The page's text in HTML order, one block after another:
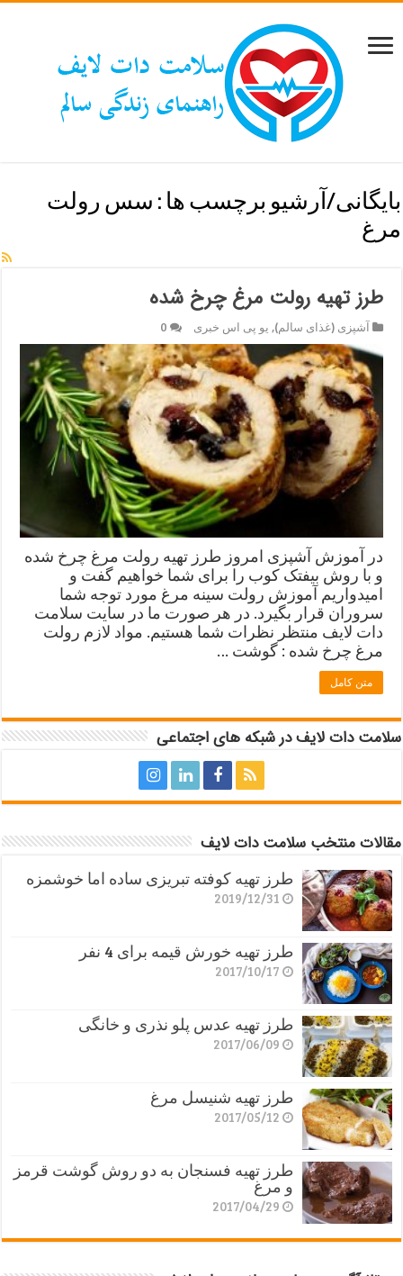
بایگانی/آرشیو برچسب ها : سس رولت
مرغ
طرز تهیه رولت مرغ چرخ شده
آشپزی (غذای سالم), یو پی اس خبری 0
در آموزش آشپزی امروز طرز تهیه رولت مرغ چرخ شده
و با روش بیفتک کوب را برای شما خواهیم گفت و
امیدواریم آموزش رولت سينه مرغ مورد توجه شما
سروران قرار بگیرد. در هر صورت ما در سایت سلامت
دات لایف منتظر نظرات شما هستیم. مواد لازم رولت
مرغ چرخ شده : گوشت …
متن کامل
سلامت دات لایف در شبکه های اجتماعی
مقالات منتخب سلامت دات لایف
طرز تهیه کوفته تبریزی ساده اما خوشمزه
2019/12/31
طرز تهیه خورش قیمه برای 4 نفر
2017/10/17
طرز تهیه عدس پلو نذری و خانگی
2017/06/09
طرز تهیه شنیسل مرغ
2017/05/12
طرز تهیه فسنجان به دو روش گوشت قرمز
و مرغ
2017/04/29